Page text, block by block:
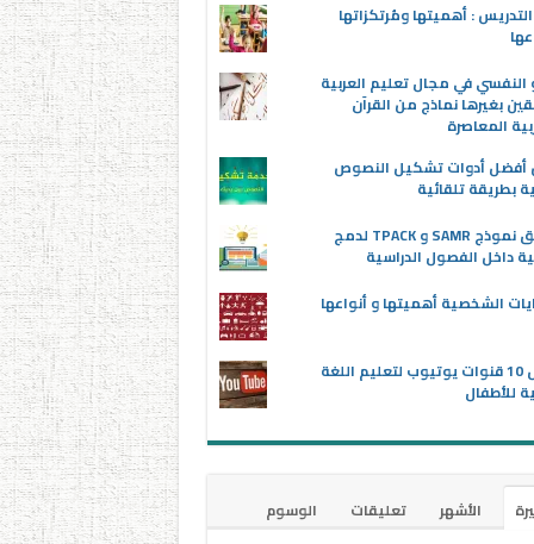
: أهميتها ومُرتكزاتها
النفسي في مجال تعليم العربية
بغيرها نماذج من القرآن
المعاصرة
أفضل أدوات تشكيل النصوص
بطريقة تلقائية
تطبيق نموذج SAMR و TPACK لدمج
داخل الفصول الدراسية
الشخصية أهميتها و أنواعها
أفضل 10 قنوات يوتيوب لتعليم اللغة
للأطفال
الأشهر تعليقات
الوسوم